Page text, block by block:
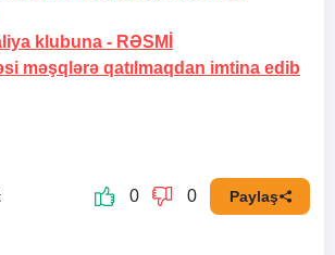
klubuna - RƏSMİ
məşqlərə qatılmaqdan imtina edib
0 0 Paylaş